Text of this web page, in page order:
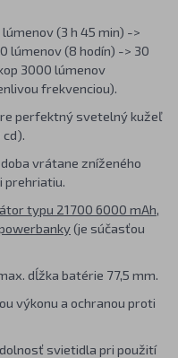
(3 h 45 min) ->
lúmenov (8 hodín) -> 30
3000 lúmenov
frekvenciou).
perfektný svetelný kužeľ
vrátane zníženého
prehriatiu.
typu 21700 6000 mAh,
(je súčasťou
dĺžka batérie 77,5 mm.
výkonu a ochranou proti
svietidla pri použití